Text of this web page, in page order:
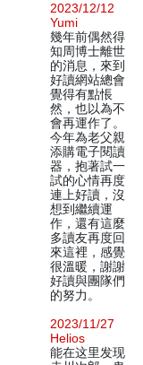
2023/12/12
Yumi
幾年前偶然得
知周博士離世
的消息，來到
好讀網站總會
覺得有點悵
然，也以為不
會再運作了。
今年為老父親
添購電子閱讀
器，抱著試一
試的心情再度
連上好讀，沒
想到繼續運
作，還有這麼
多讀友再度回
來這裡，感覺
很溫暖，謝謝
好讀與團隊們
的努力。
2023/11/27
Helios
能在这里发现